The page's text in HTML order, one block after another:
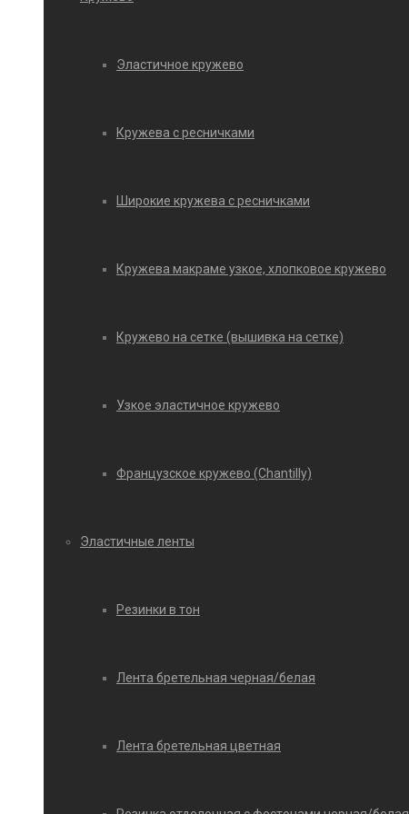
Эластичное кружево
Кружева с ресничками
Широкие кружева с ресничками
Кружева макраме узкое, хлопковое кружево
Кружево на сетке (вышивка на сетке)
Узкое эластичное кружево
Французское кружево (Chantilly)
Эластичные ленты
Резинки в тон
Лента бретельная черная/белая
Лента бретельная цветная